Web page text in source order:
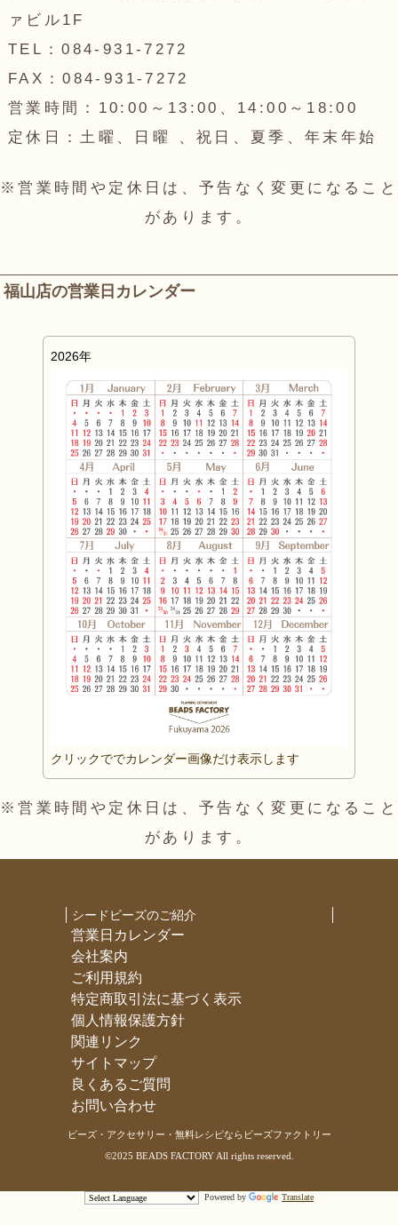
ァビル1F
TEL：084-931-7272
FAX：084-931-7272
営業時間：10:00～13:00、14:00～18:00
定休日：土曜、日曜 、祝日、夏季、年末年始
※営業時間や定休日は、予告なく変更になること
があります。
福山店の営業日カレンダー
2026年
クリックででカレンダー画像だけ表示します
※営業時間や定休日は、予告なく変更になること
があります。
シードビーズのご紹介
営業日カレンダー
会社案内
ご利用規約
特定商取引法に基づく表示
個人情報保護方針
関連リンク
サイトマップ
良くあるご質問
お問い合わせ
ビーズ・アクセサリー・無料レシピならビーズファクトリー
©2025 BEADS FACTORY All rights reserved.
Powered by Translate